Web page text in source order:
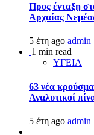
Προς ένταξη
Αρχαίας
5 έτη ago admin
1 min read
ΥΓΕΙΑ
63 νέα
Αναλυτικοί
5 έτη ago admin